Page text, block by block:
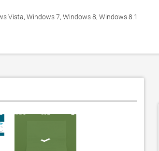
Vista, Windows 7, Windows 8, Windows 8.1